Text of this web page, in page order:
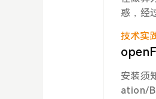
原因。
己积攒
捷琳娜
浪漫了
问题
不要有
太想写
在，才
了你已
惑，经
以便自
技术实
安装须
ation/